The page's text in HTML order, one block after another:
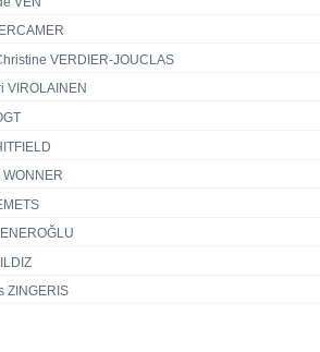
VERDIER-JOUCLAS
VIROLAINEN
WONNER
ZINGERIS